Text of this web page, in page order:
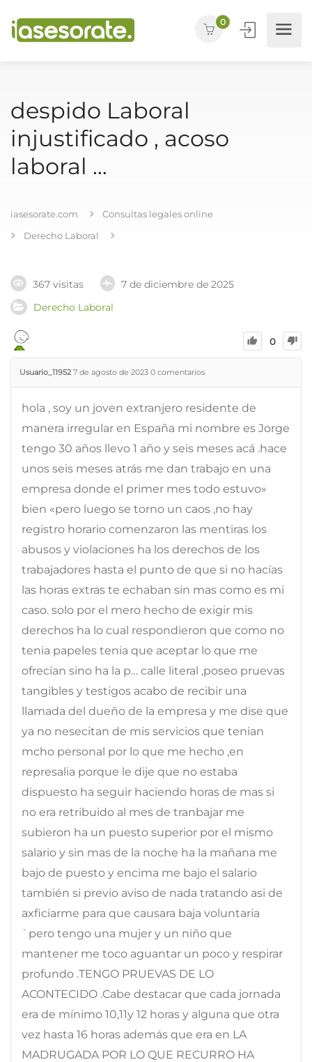
0
despido Laboral
injustificado , acoso
laboral …
iasesorate.com
Consultas legales online
Derecho Laboral
367 visitas
7 de diciembre de 2025
Derecho Laboral
0
Usuario_11952 7 de agosto de 2023 0 comentarios
hola , soy un joven extranjero residente de
manera irregular en España mi nombre es Jorge
tengo 30 años llevo 1 año y seis meses acá .hace
unos seis meses atrás me dan trabajo en una
empresa donde el primer mes todo estuvo»
bien «pero luego se torno un caos ,no hay
registro horario comenzaron las mentiras los
abusos y violaciones ha los derechos de los
trabajadores hasta el punto de que si no hacías
las horas extras te echaban sin mas como es mi
caso. solo por el mero hecho de exigir mis
derechos ha lo cual respondieron que como no
tenia papeles tenia que aceptar lo que me
ofrecían sino ha la p… calle literal ,poseo pruevas
tangibles y testigos acabo de recibir una
llamada del dueño de la empresa y me dise que
ya no nesecitan de mis servicios que tenian
mcho personal por lo que me hecho ,en
represalia porque le dije que no estaba
dispuesto ha seguir haciendo horas de mas si
no era retribuido al mes de tranbajar me
subieron ha un puesto superior por el mismo
salario y sin mas de la noche ha la mañana me
bajo de puesto y encima me bajo el salario
también si previo aviso de nada tratando asi de
axficiarme para que causara baja voluntaria
`pero tengo una mujer y un niño que
mantener me toco aguantar un poco y respirar
profundo .TENGO PRUEVAS DE LO
ACONTECIDO .Cabe destacar que cada jornada
era de mínimo 10,11y 12 horas y alguna que otra
vez hasta 16 horas además que era en LA
MADRUGADA POR LO QUE RECURRO HA